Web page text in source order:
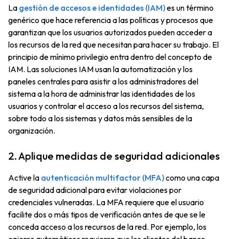
La gestión de accesos e identidades (IAM)es un término
genérico que hace referencia a las políticas y procesos que
garantizan que los usuarios autorizados pueden acceder a
los recursos de la red que necesitan para hacer su trabajo. El
principio de mínimo privilegio entra dentro del concepto de
IAM. Las soluciones IAM usan la automatización y los
paneles centrales para asistir a los administradores del
sistema a la hora de administrar las identidades de los
usuarios y controlar el acceso a los recursos del sistema,
sobre todo a los sistemas y datos más sensibles de la
organización.
2. Aplique medidas de seguridad adicionales
Active la autenticación multifactor (MFA)como una capa
de seguridad adicional para evitar violaciones por
credenciales vulneradas. La MFA requiere que el usuario
facilite dos o más tipos de verificación antes de que se le
conceda acceso a los recursos de la red. Por ejemplo, los